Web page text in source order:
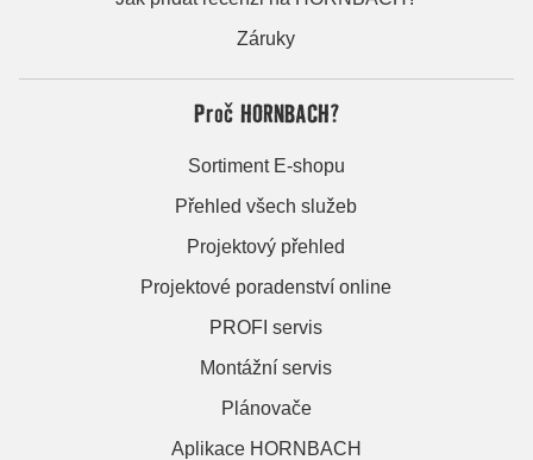
Záruky
Proč HORNBACH?
Sortiment E-shopu
Přehled všech služeb
Projektový přehled
Projektové poradenství online
PROFI servis
Montážní servis
Plánovače
Aplikace HORNBACH